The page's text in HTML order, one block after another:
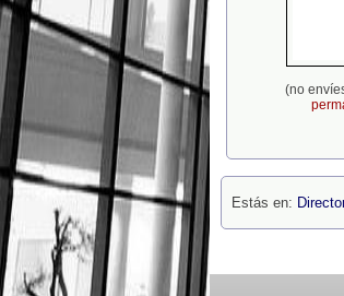
(no
Estás en: